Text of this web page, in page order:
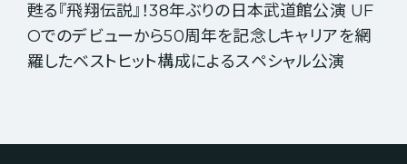
甦る『飛翔伝説』！38年ぶりの日本武道館公演 UF
Oでのデビューから50周年を記念しキャリアを網
羅したベストヒット構成によるスペシャル公演